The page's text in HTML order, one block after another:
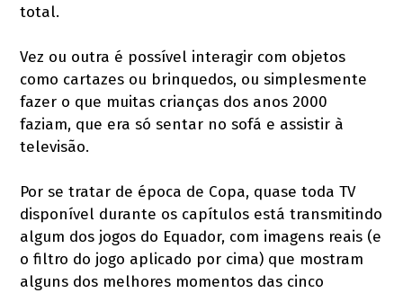
total.
Vez ou outra é possível interagir com objetos
como cartazes ou brinquedos, ou simplesmente
fazer o que muitas crianças dos anos 2000
faziam, que era só sentar no sofá e assistir à
televisão.
Por se tratar de época de Copa, quase toda TV
disponível durante os capítulos está transmitindo
algum dos jogos do Equador, com imagens reais (e
o filtro do jogo aplicado por cima) que mostram
alguns dos melhores momentos das cinco